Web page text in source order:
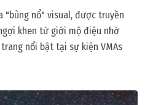
"bùng nổ" visual, được truyền
khen từ giới mộ điệu nhờ
nổi bật tại sự kiện VMAs